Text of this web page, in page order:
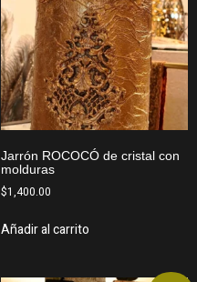
Jarrón ROCOCÓ de cristal con
molduras
$1,400.00
Añadir al carrito